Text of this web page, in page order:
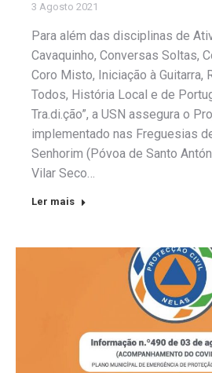
3 Agosto 2021
Para além das disciplinas de
Cavaquinho, Conversas Soltas,
Coro Misto, Iniciação à Guitarra,
Todos, História Local e de
Tra.di.ção”, a USN assegura o
implementado nas Freguesias
Senhorim (Póvoa de Santo
Vilar Seco…
Ler mais